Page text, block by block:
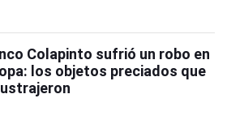
Colapinto sufrió un robo en
los objetos preciados que